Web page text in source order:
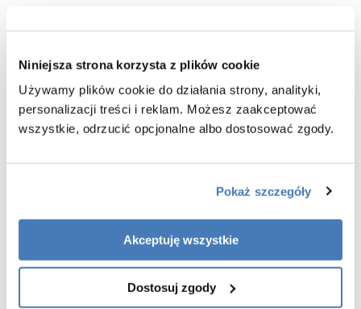
Niniejsza strona korzysta z plików cookie
Używamy plików cookie do działania strony, analityki,
personalizacji treści i reklam. Możesz zaakceptować
wszystkie, odrzucić opcjonalne albo dostosować zgody.
Pokaż szczegóły
Akceptuję wszystkie
Dostosuj zgody
Szkło:Hartowane o grubości 5 mm, transparentne
Dodatkowe informacje:Możliwy montaż zarówno na brodziku jak i
posadzce. Jedna ścianka stała, dwie ruchome. Możliwość montażu jako
wersja lewa lub prawa.